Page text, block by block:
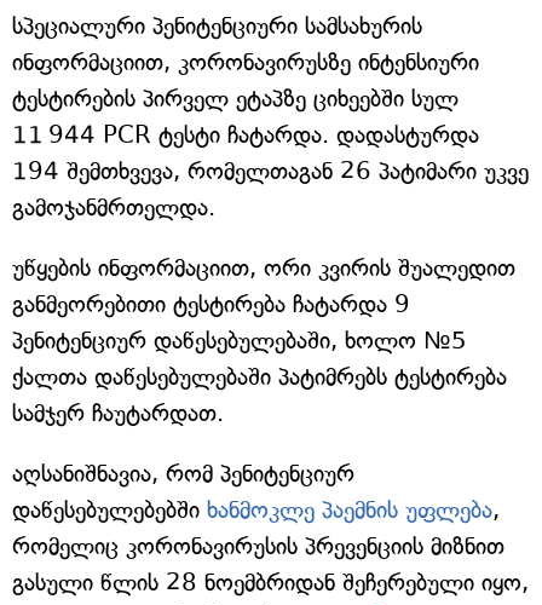
სპეციალური პენიტენციური სამსახურის
ინფორმაციით, კორონავირუსზე ინტენსიური
ტესტირების პირველ ეტაპზე ციხეებში სულ
11 944 PCR ტესტი ჩატარდა. დადასტურდა
194 შემთხვევა, რომელთაგან 26 პატიმარი უკვე
გამოჯანმრთელდა.
უწყების ინფორმაციით, ორი კვირის შუალედით
განმეორებითი ტესტირება ჩატარდა 9
პენიტენციურ დაწესებულებაში, ხოლო №5
ქალთა დაწესებულებაში პატიმრებს ტესტირება
სამჯერ ჩაუტარდათ.
აღსანიშნავია, რომ პენიტენციურ
დაწესებულებებში ხანმოკლე პაემნის უფლება,
რომელიც კორონავირუსის პრევენციის მიზნით
გასული წლის 28 ნოემბრიდან შეჩერებული იყო,